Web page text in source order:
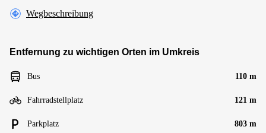
Wegbeschreibung
Entfernung zu wichtigen Orten im Umkreis
Bus 110 m
Fahrradstellplatz 121 m
Parkplatz 803 m